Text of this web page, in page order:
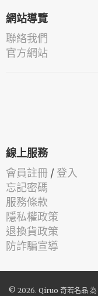
網站導覽
聯絡我們
官方網站
線上服務
會員註冊 / 登入
忘記密碼
服務條款
隱私權政策
退換貨政策
防詐騙宣導
© 2026. Qiruo 奇若名品 為